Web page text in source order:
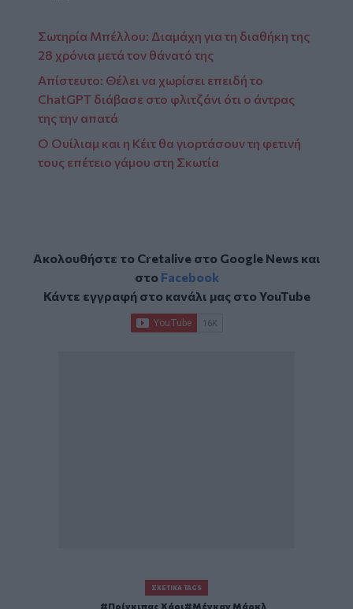
Σωτηρία Μπέλλου: Διαμάχη για τη διαθήκη της
28 χρόνια μετά τον θάνατό της
Απίστευτο: Θέλει να χωρίσει επειδή το
ChatGPT διάβασε στο φλιτζάνι ότι ο άντρας
της την απατά
Ο Ουίλιαμ και η Κέιτ θα γιορτάσουν τη φετινή
τους επέτειο γάμου στη Σκωτία
Ακολουθήστε το Cretalive στο Google Newsκαι
στο Facebook
Κάντε εγγραφή στο κανάλι μας στοYouTube
ΣΧΕΤΙΚΆ TAGS
Πρίγκιπας Χάρι Μέγκαν Μάρκλ